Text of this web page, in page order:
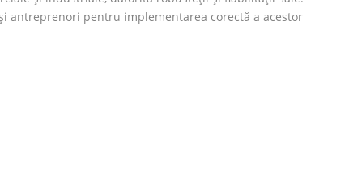
antreprenori pentru implementarea corectă a acestor